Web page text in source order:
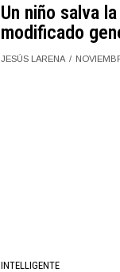
Un niño salva
modificado
JESÚS LARENA
INTELLIGENTE